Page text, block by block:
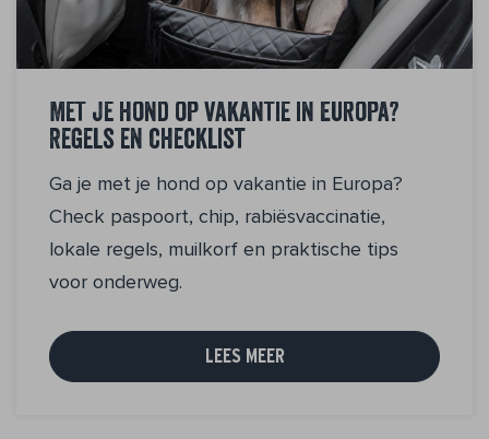
Met je hond op vakantie in Europa?
Regels en checklist
Ga je met je hond op vakantie in Europa?
Check paspoort, chip, rabiësvaccinatie,
lokale regels, muilkorf en praktische tips
voor onderweg.
LEES MEER